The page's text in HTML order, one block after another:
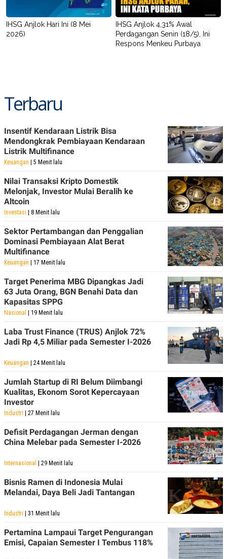
IHSG Anjlok Hari Ini (8 Mei
2026)
IHSG Anjlok 4,31% Awal
Perdagangan Senin (18/5), Ini
Respons Menkeu Purbaya
Terbaru
Insentif Kendaraan Listrik Bisa
Mendongkrak Pembiayaan Kendaraan
Listrik Multifinance
Keuangan | 5 Menit lalu
Nilai Transaksi Kripto Domestik
Melonjak, Investor Mulai Beralih ke
Altcoin
Investasi | 8 Menit lalu
Sektor Pertambangan dan Penggalian
Dominasi Pembiayaan Alat Berat
Multifinance
Keuangan | 17 Menit lalu
Target Penerima MBG Dipangkas Jadi
63 Juta Orang, BGN Benahi Data dan
Kapasitas SPPG
Nasional | 19 Menit lalu
Laba Trust Finance (TRUS) Anjlok 72%
Jadi Rp 4,5 Miliar pada Semester I-2026
Keuangan | 24 Menit lalu
Jumlah Startup di RI Belum Diimbangi
Kualitas, Ekonom Sorot Kepercayaan
Investor
Industri | 27 Menit lalu
Defisit Perdagangan Jerman dengan
China Melebar pada Semester I-2026
Internasional | 29 Menit lalu
Bisnis Ramen di Indonesia Mulai
Melandai, Daya Beli Jadi Tantangan
Industri | 31 Menit lalu
Pertamina Lampaui Target Pengurangan
Emisi, Capaian Semester I Tembus 118%